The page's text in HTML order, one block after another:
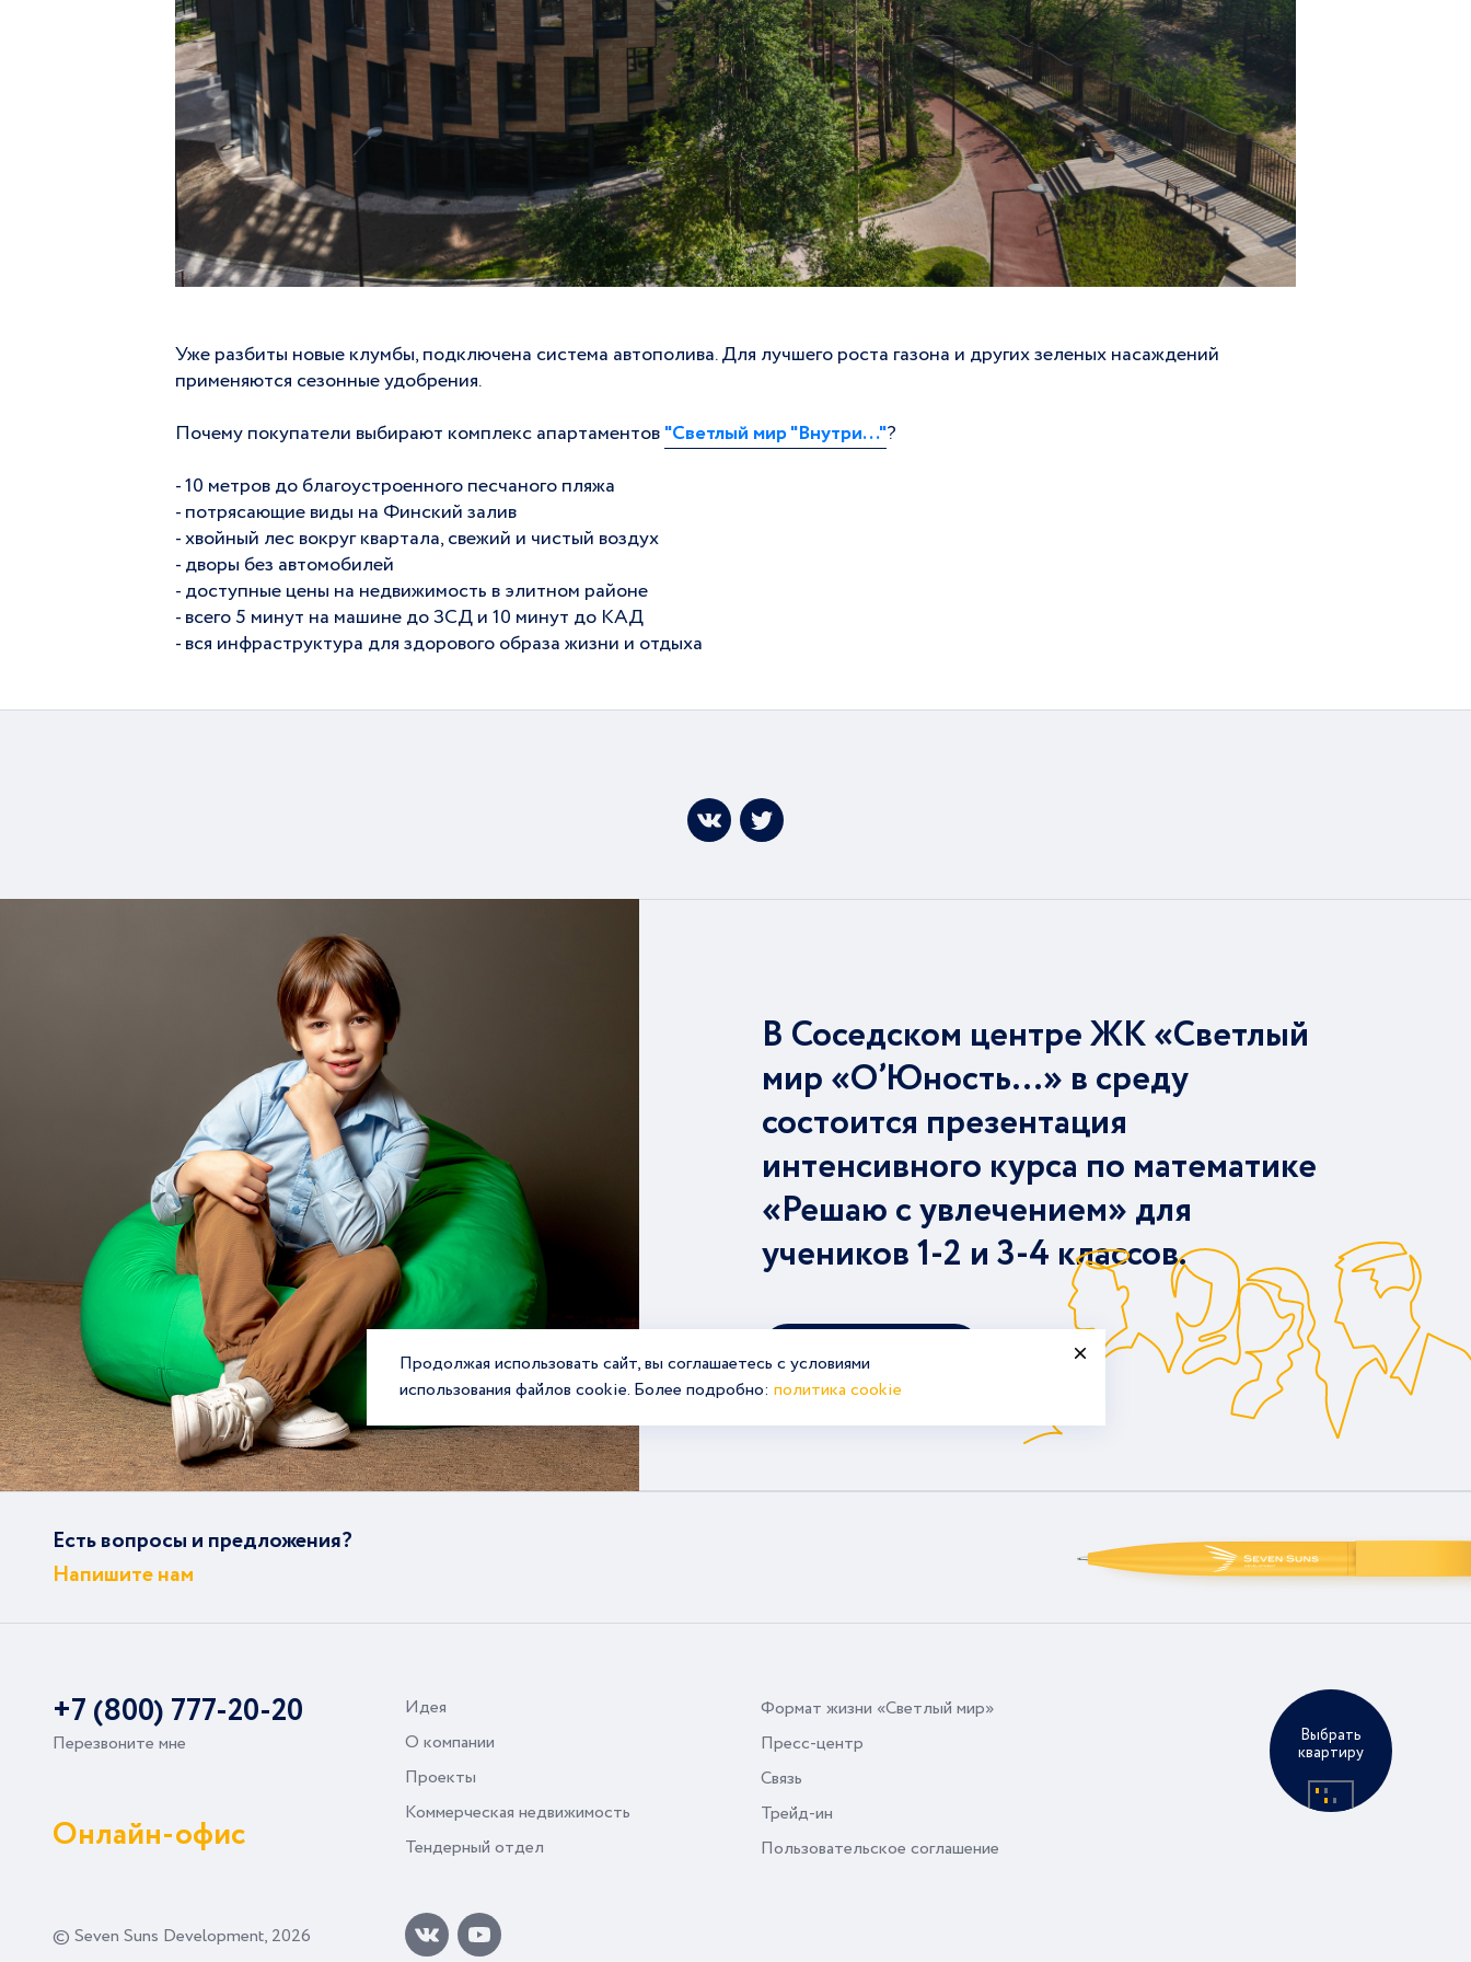
Продолжая использовать сайт, вы соглашаетесь с условиями
использования файлов cookie. Более подробно: политика cookie
Выбрать
квартиру
Уже разбиты новые клумбы, подключена система автополива. Для лучшего роста газона и других зеленых насаждений
применяются сезонные удобрения.
Почему покупатели выбирают комплекс апартаментов"Светлый мир "Внутри..."?
- 10 метров до благоустроенного песчаного пляжа
- потрясающие виды на Финский залив
- хвойный лес вокруг квартала, свежий и чистый воздух
- дворы без автомобилей
- доступные цены на недвижимость в элитном районе
- всего 5 минут на машине до ЗСД и 10 минут до КАД
- вся инфраструктура для здорового образа жизни и отдыха
В Соседском центре ЖК «Светлый
мир «О’Юность…» в среду
состоится презентация
интенсивного курса по математике
«Решаю с увлечением» для
учеников 1-2 и 3-4 классов.
Есть вопросы и предложения?
Напишите нам
+7 (800) 777-20-20
Перезвоните мне
Онлайн-офис
Идея
О компании
Проекты
Коммерческая недвижимость
Тендерный отдел
Формат жизни «Светлый мир»
Пресс-центр
Связь
Трейд-ин
Пользовательское соглашение
© Seven Suns Development, 2026